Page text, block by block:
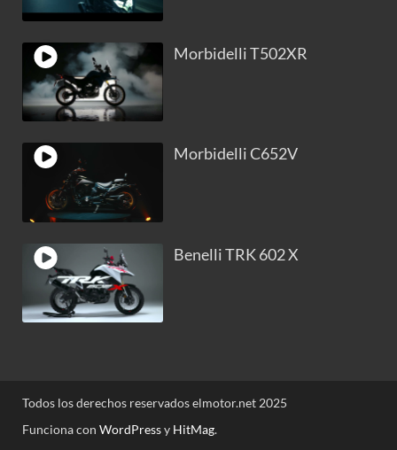
Morbidelli T502XR
Morbidelli C652V
Benelli TRK 602 X
Todos los derechos reservados elmotor.net 2025
Funciona con WordPressy HitMag.